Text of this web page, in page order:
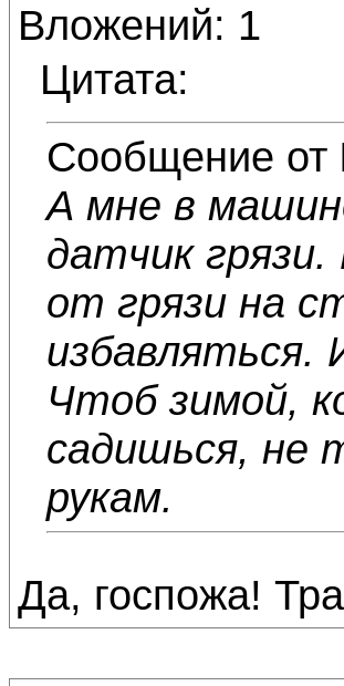
Вложений: 1
Цитата:
Сообщение от
А мне в
датчик
от грязи на
избавляться.
Чтоб зимой,
садишься, не
рукам.
Да, госпожа!